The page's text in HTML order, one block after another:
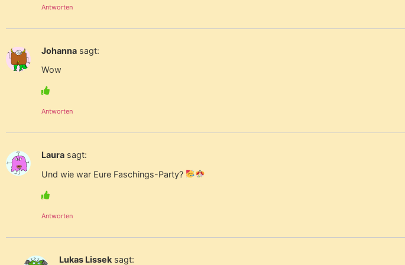
Antworten
Johanna sagt:
Wow
Antworten
Laura sagt:
Und wie war Eure Faschings-Party?
Antworten
Lukas Lissek sagt: